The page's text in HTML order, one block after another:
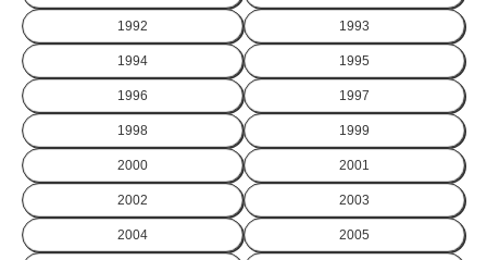
1992 1993
1994 1995
1996 1997
1998 1999
2000 2001
2002 2003
2004 2005